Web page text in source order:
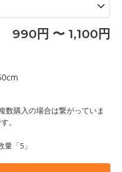
990円 〜 1,100円
数購入の場合は繋がっていま
。
「5」